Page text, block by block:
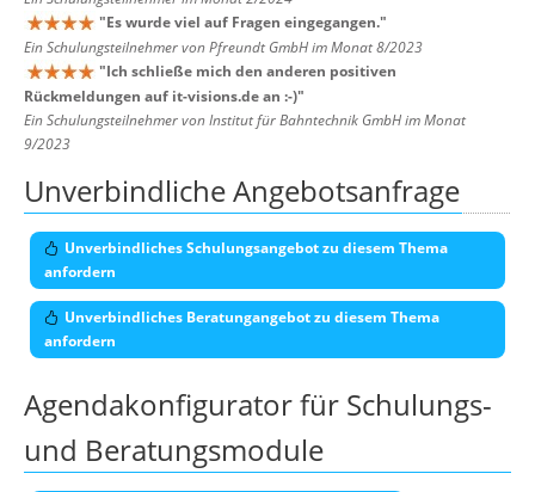
"Es wurde viel auf Fragen eingegangen."
Ein Schulungsteilnehmer von Pfreundt GmbH im Monat 8/2023
"Ich schließe mich den anderen positiven
Rückmeldungen auf it-visions.de an :-)"
Ein Schulungsteilnehmer von Institut für Bahntechnik GmbH im Monat
9/2023
Unverbindliche Angebotsanfrage
Unverbindliches Schulungsangebot zu diesem Thema
anfordern
Unverbindliches Beratungangebot zu diesem Thema
anfordern
Agendakonfigurator für Schulungs-
und Beratungsmodule